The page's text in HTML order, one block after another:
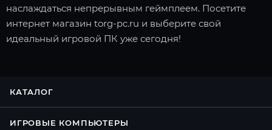
наслаждаться непрерывным геймплеем. Посетите
интернет магазин torg-pc.ru и выберите свой
идеальный игровой ПК уже сегодня!
КАТАЛОГ
ИГРОВЫЕ КОМПЬЮТЕРЫ